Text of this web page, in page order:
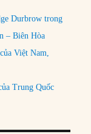
Durbrow trong
– Biên Hòa
Việt Nam,
Trung Quốc